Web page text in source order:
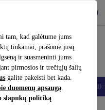
tam, kad galėtume jums
tinkamai, prašome jūsų
ir suasmeninti jums
pirmosios ir trečiųjų šalių
galite pakeisti bet kada.
duomenų apsaugą.
slapukų politiką
Planšetės Išmanieji